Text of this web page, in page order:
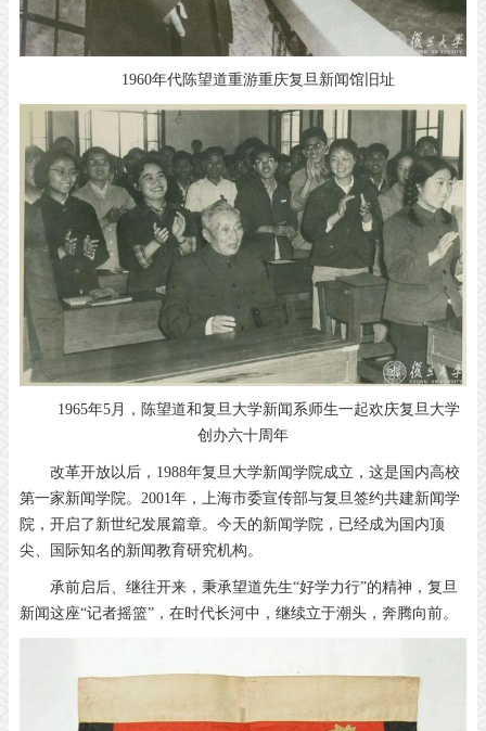
1960年代陈望道重游重庆复旦新闻馆旧址
1965年5月，陈望道和复旦大学新闻系师生一起欢庆复旦大学
创办六十周年
改革开放以后，1988年复旦大学新闻学院成立，这是国内高校
第一家新闻学院。2001年，上海市委宣传部与复旦签约共建新闻学
院，开启了新世纪发展篇章。今天的新闻学院，已经成为国内顶
尖、国际知名的新闻教育研究机构。
承前启后、继往开来，秉承望道先生“好学力行”的精神，复旦
新闻这座“记者摇篮”，在时代长河中，继续立于潮头，奔腾向前。